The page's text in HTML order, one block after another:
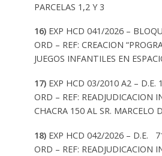
PARCELAS 1,2 Y 3
16) EXP HCD 041/2026 –
ORD – REF: CREACION
JUEGOS INFANTILES EN
17) EXP HCD 03/2010 A2 – D.E.
ORD – REF: READJUDICACION
CHACRA 150 AL SR. MARCELO
18) EXP HCD 042/2026 – D.E.
ORD – REF: READJUDICACION